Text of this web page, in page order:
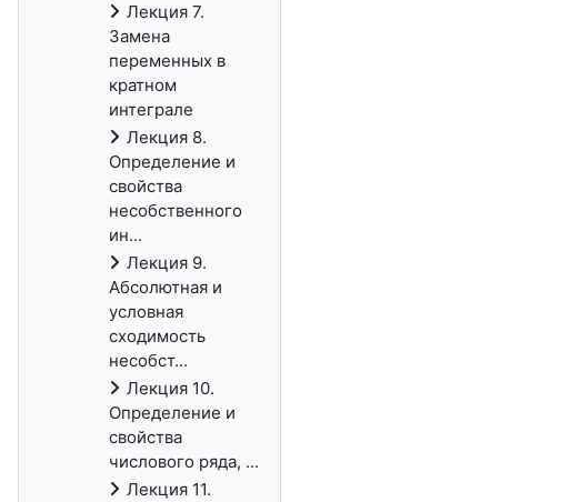
Лекция 7.
Замена
переменных в
кратном
интеграле
Лекция 8.
Определение и
свойства
несобственного
ин...
Лекция 9.
Абсолютная и
условная
сходимость
несобст...
Лекция 10.
Определение и
свойства
числового ряда, ...
Лекция 11.